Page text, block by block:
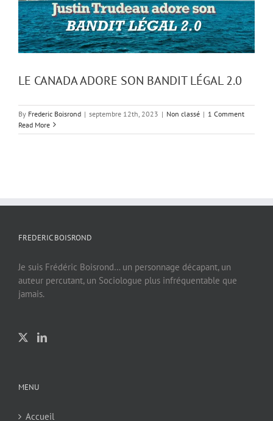
LE CANADA ADORE SON BANDIT LÉGAL 2.0
By Frederic Boisrond | septembre 12th, 2023 | Non classé | 1 Comment
Read More
FREDERIC BOISROND
Je suis Frédéric Boisrond… un personnage décapant, un
auteur percutant, un Sociologue plus infréquentable que
jamais.
MENU
Accueil